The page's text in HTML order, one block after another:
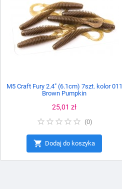
M5 Craft Fury 2.4" (6.1cm) 7szt. kolor 011
Brown Pumpkin
Cena
25,01 zł
(0)
 Dodaj do koszyka